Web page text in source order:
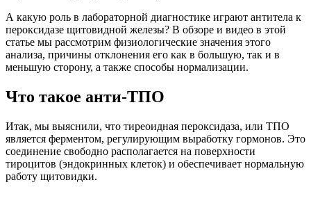
А какую роль в лабораторной диагностике играют антитела к
пероксидазе щитовидной железы? В обзоре и видео в этой
статье мы рассмотрим физиологические значения этого
анализа, причины отклонения его как в большую, так и в
меньшую сторону, а также способы нормализации.
Что такое анти-ТПО
Итак, мы выяснили, что тиреоидная пероксидаза, или ТПО
является ферментом, регулирующим выработку гормонов. Это
соединение свободно располагается на поверхности
тироцитов (эндокринных клеток) и обеспечивает нормальную
работу щитовидки.